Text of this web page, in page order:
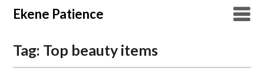
Overslaan
naar
Ekene Patience
Tag: Top beauty items